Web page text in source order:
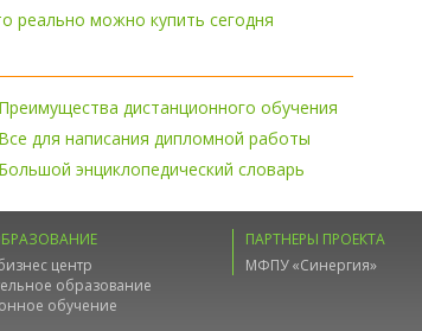
реально можно купить сегодня
Преимущества дистанционного обучения
Все для написания дипломной работы
Большой энциклопедический словарь
центр
образование
обучение
ПАРТНЕРЫ ПРОЕКТА
МФПУ «Синергия»